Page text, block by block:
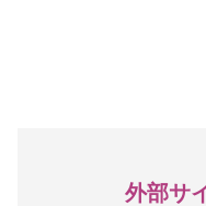
外部サ